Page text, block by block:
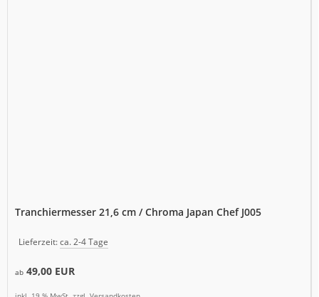
Tranchiermesser 21,6 cm / Chroma Japan Chef J005
Lieferzeit:ca. 2-4 Tage
ab 49,00 EUR